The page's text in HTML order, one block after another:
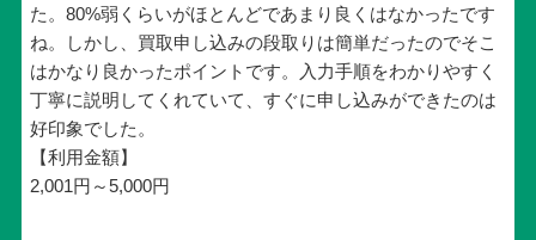
た。80%弱くらいがほとんどであまり良くはなかったです
ね。しかし、買取申し込みの段取りは簡単だったのでそこ
はかなり良かったポイントです。入力手順をわかりやすく
丁寧に説明してくれていて、すぐに申し込みができたのは
好印象でした。
【利用金額】
2,001円～5,000円